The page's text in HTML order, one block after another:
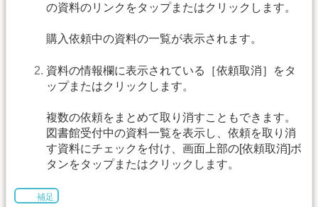
の資料のリンクをタップまたはクリックします。
購入依頼中の資料の一覧が表示されます。
資料の情報欄に表示されている［依頼取消］をタ
ップまたはクリックします。
複数の依頼をまとめて取り消すこともできます。
図書館受付中の資料一覧を表示し、依頼を取り消
す資料にチェックを付け、画面上部の[依頼取消]ボ
タンをタップまたはクリックします。
補足